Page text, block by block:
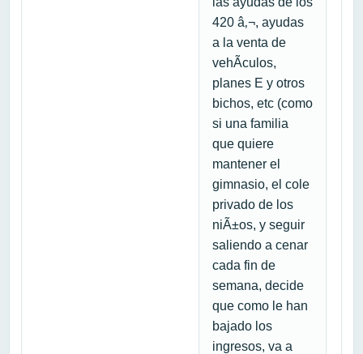
420 â‚¬, ayudas
a la venta de
vehÃ­culos,
planes E y otros
bichos, etc (como
si una familia
que quiere
mantener el
gimnasio, el cole
privado de los
niÃ±os, y seguir
saliendo a cenar
cada fin de
semana, decide
que como le han
bajado los
ingresos, va a